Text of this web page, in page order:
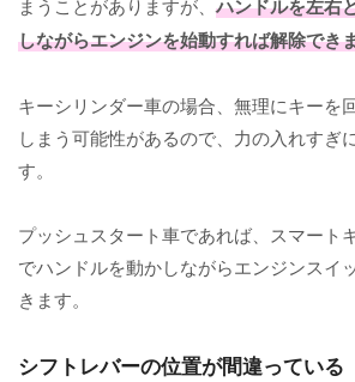
まうことがありますが、ハンドルを左右
しながらエンジンを始動すれば解除でき
キーシリンダー車の場合、無理にキーを
しまう可能性があるので、力の入れすぎ
す。
プッシュスタート車であれば、スマート
でハンドルを動かしながらエンジンスイ
きます。
シフトレバーの位置が間違っている